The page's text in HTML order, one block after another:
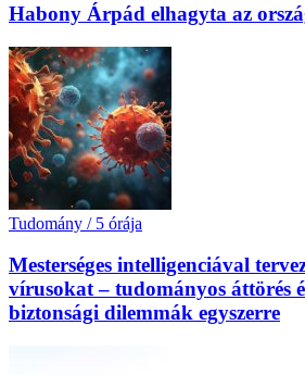
Habony Árpád elhagyta az
Tudomány / 5 órája
Mesterséges intelligenciával
vírusokat – tudományos áttörés
biztonsági dilemmák egyszerre